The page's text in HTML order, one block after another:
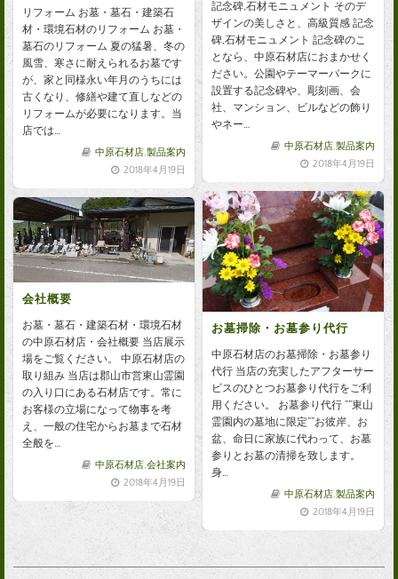
記念碑,石材モニュメント そのデ
ザインの美しさと、高級質感 記念
碑,石材モニュメント 記念碑のこ
となら、中原石材店におまかせく
ださい。公園やテーマーパークに
設置する記念碑や、彫刻画、会
社、マンション、ビルなどの飾り
やネー…
中原石材店,製品案内
2018年4月19日
リフォーム お墓・墓石・建築石
材・環境石材のリフォーム お墓・
墓石のリフォーム 夏の猛暑、冬の
風雪、寒さに耐えられるお墓です
が、家と同様永い年月のうちには
古くなり、修繕や建て直しなどの
リフォームが必要になります。当
店では…
中原石材店,製品案内
2018年4月19日
お墓掃除・お墓参り代行
中原石材店のお墓掃除・お墓参り
代行 当店の充実したアフターサー
ビスのひとつお墓参り代行をご利
用ください。 お墓参り代行 ””東山
霊園内の墓地に限定””お彼岸、お
盆、命日に家族に代わって、お墓
参りとお墓の清掃を致します。
身…
中原石材店,製品案内
2018年4月19日
会社概要
お墓・墓石・建築石材・環境石材
の中原石材店・会社概要 当店展示
場をご覧ください。 中原石材店の
取り組み 当店は郡山市営東山霊園
の入り口にある石材店です。常に
お客様の立場になって物事を考
え、一般の住宅からお墓まで石材
全般を…
中原石材店,会社案内
2018年4月19日